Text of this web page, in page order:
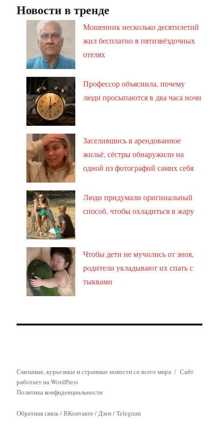
Новости в тренде
Мошенник несколько десятилетий
жил бесплатно в пятизвёздочных
отелях
Профессор объяснила, почему
люди просыпаются в два часа ночи
Заселившись в арендованное
жильё, сёстры обнаружили на
одной из фотографий самих себя
Люди придумали оригинальный
способ, чтобы охладиться в жару
Чтобы дети не мучились от зноя,
родители укладывают их спать с
тыквами
Смешные, курьезные и странные новости со всего мира
Сайт
работает на WordPress
Политика конфиденциальности
Обратная связь/ВКонтакте/Дзен/Telegram